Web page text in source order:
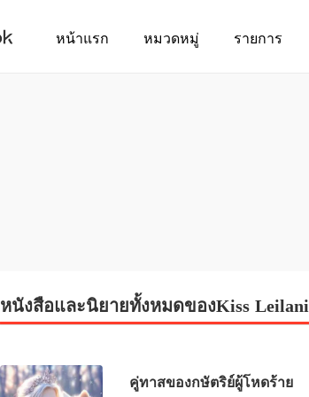
หน้าแรก หมวดหมู่ รายการ
หนังสือและนิยายทั้งหมดของKiss Leilani
คู่ทาสของกษัตริย์ผู้โหดร้าย